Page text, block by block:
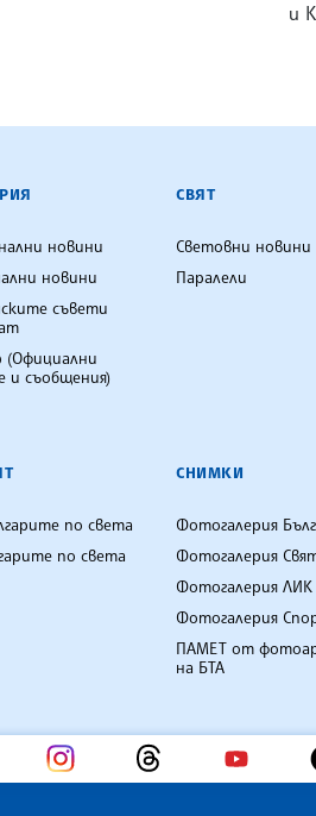
и
ТЕЛЕГРАФНА
новини
новини
съвети
(Официални
и съобщения)
СВЯТ
Световни новини
Паралели
по света
по света
СНИМКИ
Фотогалерия
Фотогалерия
Фотогалерия ЛИК
Фотогалерия
ПАМЕТ от
на БТА